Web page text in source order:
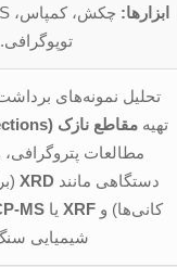
ابزارها:
توپوگرافی.
تحلیل نمونه‌های
تهیه مقاطع نازک (Thin Sections)
مطالعات پتروگرافی،
دستگاهی مانند XRD
کانی‌ها) و XRF یا MS
شیمیایی